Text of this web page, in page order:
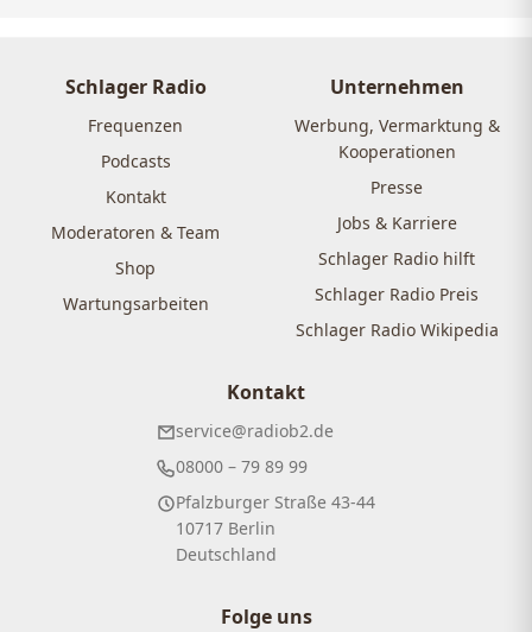
Schlager Radio
Frequenzen
Podcasts
Kontakt
Moderatoren & Team
Shop
Wartungsarbeiten
Unternehmen
Werbung, Vermarktung &
Kooperationen
Presse
Jobs & Karriere
Schlager Radio hilft
Schlager Radio Preis
Schlager Radio Wikipedia
Kontakt
service@radiob2.de
08000 – 79 89 99
Pfalzburger Straße 43-44
10717 Berlin
Deutschland
Folge uns